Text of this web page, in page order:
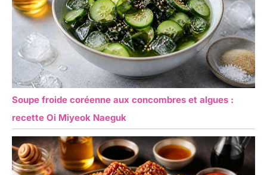
Soupe froide coréenne aux concombres et algues :
recette Oi Miyeok Naeguk